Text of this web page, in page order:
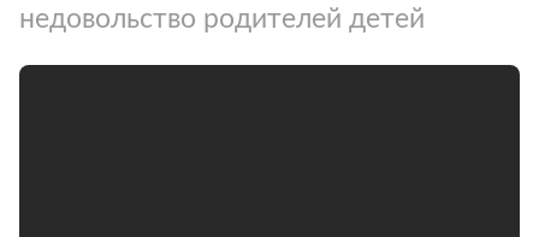
недовольство родителей детей